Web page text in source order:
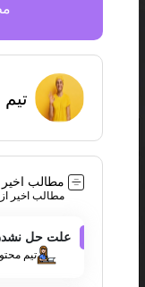
مطالب اخیر
مطالب اخیر
علت حل
تیم